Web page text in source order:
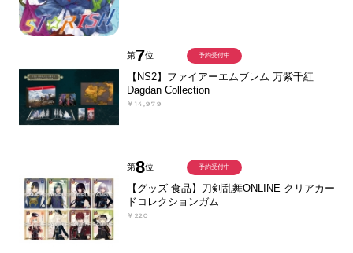
第7位
【NS2】ファイアーエムブレム 万紫千紅
Dagdan Collection
￥14,979
予約受付中
第8位
【グッズ-食品】刀剣乱舞ONLINE クリアカー
ドコレクションガム
￥220
予約受付中